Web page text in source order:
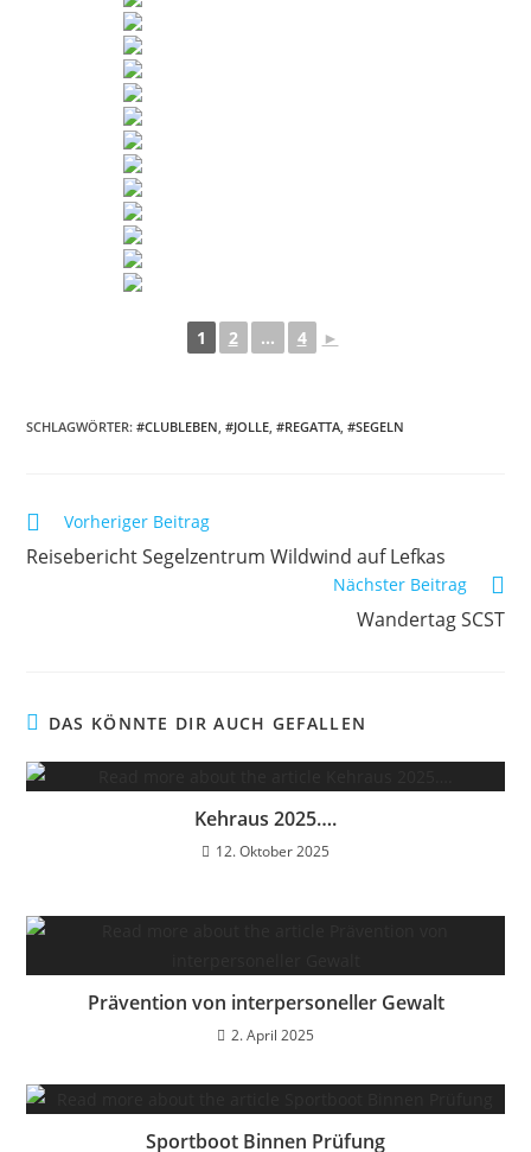
1 2 ... 4 ►
SCHLAGWÖRTER:#CLUBLEBEN #JOLLE #REGATTA #SEGELN
Weitere
ansehen
Vorheriger Beitrag
Reisebericht Segelzentrum Wildwind auf Lefkas
Nächster Beitrag
Wandertag SCST
DAS KÖNNTE DIR AUCH GEFALLEN
Kehraus 2025….
12. Oktober 2025
Prävention von interpersoneller Gewalt
2. April 2025
Sportboot Binnen Prüfung